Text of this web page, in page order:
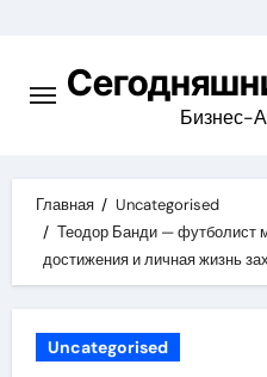
содержимому
Бизнес-
Главная
Uncategorised
Теодор Банди — футболист
достижения и личная жизнь
Uncategorised